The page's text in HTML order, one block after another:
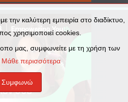
την καλύτερη εμπειρία στο διαδίκτυο,
χρησιμοποιεί cookies.
μας, συμφωνείτε με τη χρήση των
Μάθε περισσότερα
Συμφωνώ